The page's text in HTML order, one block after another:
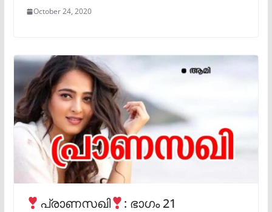
October 24, 2020
പ്രാണസഖി : ഭാഗം 21